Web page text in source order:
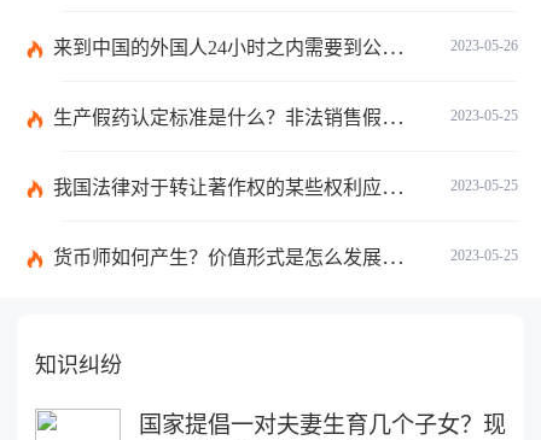
2023-05-26
来到中国的外国人24小时之内需要到公安局办理什么手续吗？
2023-05-25
生产假药认定标准是什么？非法销售假药罪的量刑标准是什么？
2023-05-25
我国法律对于转让著作权的某些权利应当遵循的原则有哪些规定？
2023-05-25
货币师如何产生？价值形式是怎么发展的？
知识纠纷
国家提倡一对夫妻生育几个子女？现